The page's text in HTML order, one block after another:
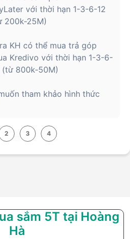
với thời hạn 1-3-6-12
200k-25M)
KH có thể mua trả góp
Kredivo với thời hạn 1-3-6-
(từ 800k-50M)
tham khảo hình thức
2 3 4
sắm 5T tại Hoàng
Hà